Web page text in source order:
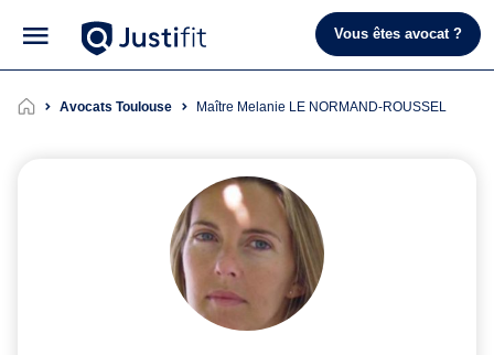
Vous êtes avocat ?
Avocats Toulouse Maître Melanie LE NORMAND-ROUSSEL